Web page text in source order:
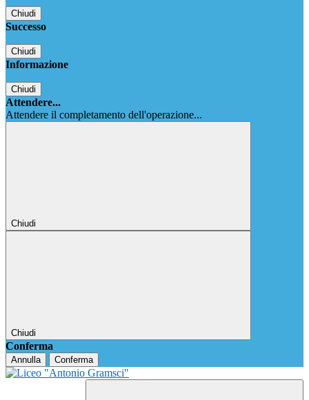
Chiudi
Successo
Chiudi
Informazione
Chiudi
Attendere...
Attendere il completamento dell'operazione...
Chiudi
Chiudi
Conferma
Annulla Conferma